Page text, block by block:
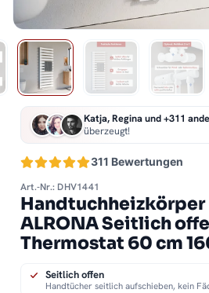
311 Bewertungen
Katja, Regina und +311
überzeugt!
Art.-Nr.: DHV1441
Handtuchheizkörper
ALRONA Seitlich
Thermostat 60 cm
Seitlich offen
Handtücher seitlich aufschieben, kein